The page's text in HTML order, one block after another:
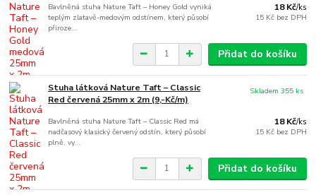
Bavlněná stuha Nature Taft – Honey Gold vyniká
teplým zlatavě-medovým odstínem, který působí
přiroze...
18 Kč/ks
15 Kč bez DPH
Přidat do košíku
Stuha látková Nature Taft – Classic
Red červená 25mm x 2m (9,-Kč/m)
Bavlněná stuha Nature Taft – Classic Red má
nadčasový klasický červený odstín, který působí
plně, vy...
18 Kč/ks
15 Kč bez DPH
Skladem 355 ks
Přidat do košíku